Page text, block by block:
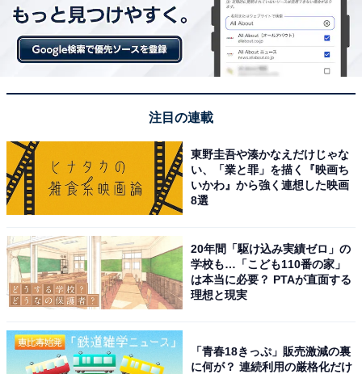
注目の連載
東野圭吾や湊かなえだけじゃな
い、「業と罪」を描く『映画ち
いかわ』から強く連想した映画
8選
20年間「駆け込み実績ゼロ」の
学校も…「こども110番の家」
は本当に必要？ PTAが直面する
理想と現実
「青春18きっぷ」販売激減の裏
に何が？ 連続利用の厳格化だけ